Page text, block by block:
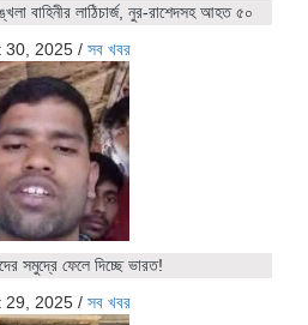
বাহিনীর লাঠিচার্জ, নুর-রাশেদসহ আহত ৫০
30, 2025 / সব খবর
সমুদ্রে ফেলে দিচ্ছে ভারত!
29, 2025 / সব খবর